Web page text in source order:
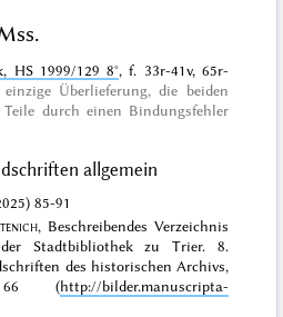
HS 1999/129 8°, f. 33r-41v, 65r-
einzige Überlieferung, die beiden
Teile durch einen Bindungsfehler
allgemein
85-91
, Beschreibendes Verzeichnis
Stadtbibliothek zu Trier. 8.
des historischen Archivs,
66 (http://bilder.manuscripta-